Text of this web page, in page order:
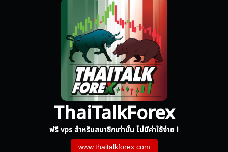
ThaiTalkForex
ฟรี vps สำหรับสมาชิกเท่านั้น ไม่มีค่าใช้จ่าย !
www.thaitalkforex.com